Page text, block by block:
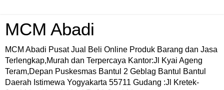
MCM Abadi
MCM Abadi Pusat Jual Beli Online Produk Barang dan Jasa
Terlengkap,Murah dan Terpercaya Kantor:Jl Kyai Ageng
Teram,Depan Puskesmas Bantul 2 Geblag Bantul Bantul
Daerah Istimewa Yogyakarta 55711 Gudang :Jl Kretek-